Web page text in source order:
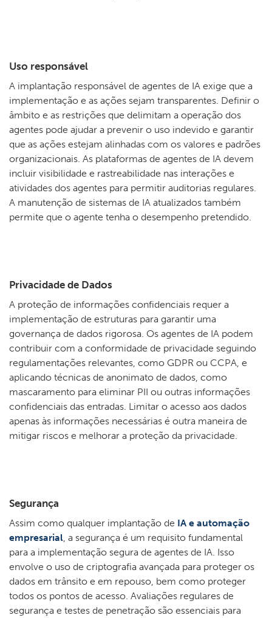
Uso responsável
A implantação responsável de agentes de IA exige que a
implementação e as ações sejam transparentes. Definir o
âmbito e as restrições que delimitam a operação dos
agentes pode ajudar a prevenir o uso indevido e garantir
que as ações estejam alinhadas com os valores e padrões
organizacionais. As plataformas de agentes de IA devem
incluir visibilidade e rastreabilidade nas interações e
atividades dos agentes para permitir auditorias regulares.
A manutenção de sistemas de IA atualizados também
permite que o agente tenha o desempenho pretendido.
Privacidade de Dados
A proteção de informações confidenciais requer a
implementação de estruturas para garantir uma
governança de dados rigorosa. Os agentes de IA podem
contribuir com a conformidade de privacidade seguindo
regulamentações relevantes, como GDPR ou CCPA, e
aplicando técnicas de anonimato de dados, como
mascaramento para eliminar PII ou outras informações
confidenciais das entradas. Limitar o acesso aos dados
apenas às informações necessárias é outra maneira de
mitigar riscos e melhorar a proteção da privacidade.
Segurança
Assim como qualquer implantação de IA e automação
empresarial, a segurança é um requisito fundamental
para a implementação segura de agentes de IA. Isso
envolve o uso de criptografia avançada para proteger os
dados em trânsito e em repouso, bem como proteger
todos os pontos de acesso. Avaliações regulares de
segurança e testes de penetração são essenciais para